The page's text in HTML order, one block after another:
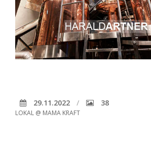
29.11.2022 38
LOKAL @ MAMA KRAFT